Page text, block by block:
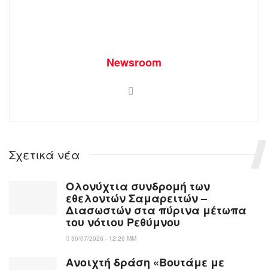
Newsroom
Σχετικά νέα
Ολονύχτια συνδρομή των
εθελοντών Σαμαρειτών –
Διασωστών στα πύρινα μέτωπα
του νότιου Ρεθύμνου
30/07/2026 - 12:26 ΜΜ
Ανοιχτή δράση «Βουτάμε με